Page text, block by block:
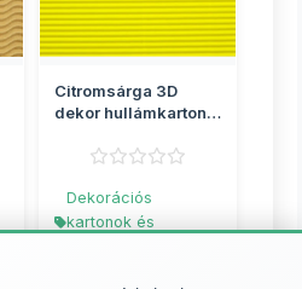
Citromsárga 3D
dekor hullámkarton
Dekorációs
kartonok és